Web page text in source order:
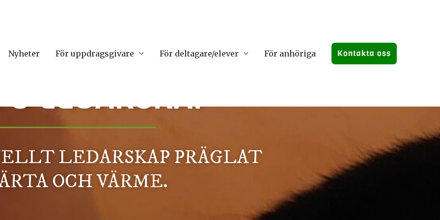
Nyheter För uppdragsgivare För deltagare/elever För anhöriga Kontakta oss
& LEDARSKAP
LEDARSKAP PRÄGLAT
OCH VÄRME.